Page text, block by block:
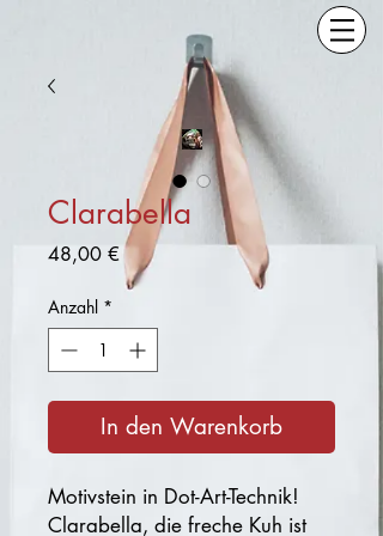
Clarabella
48,00 €Preis
Anzahl *
In den Warenkorb
Motivstein in Dot-Art-Technik!
Clarabella, die freche Kuh ist